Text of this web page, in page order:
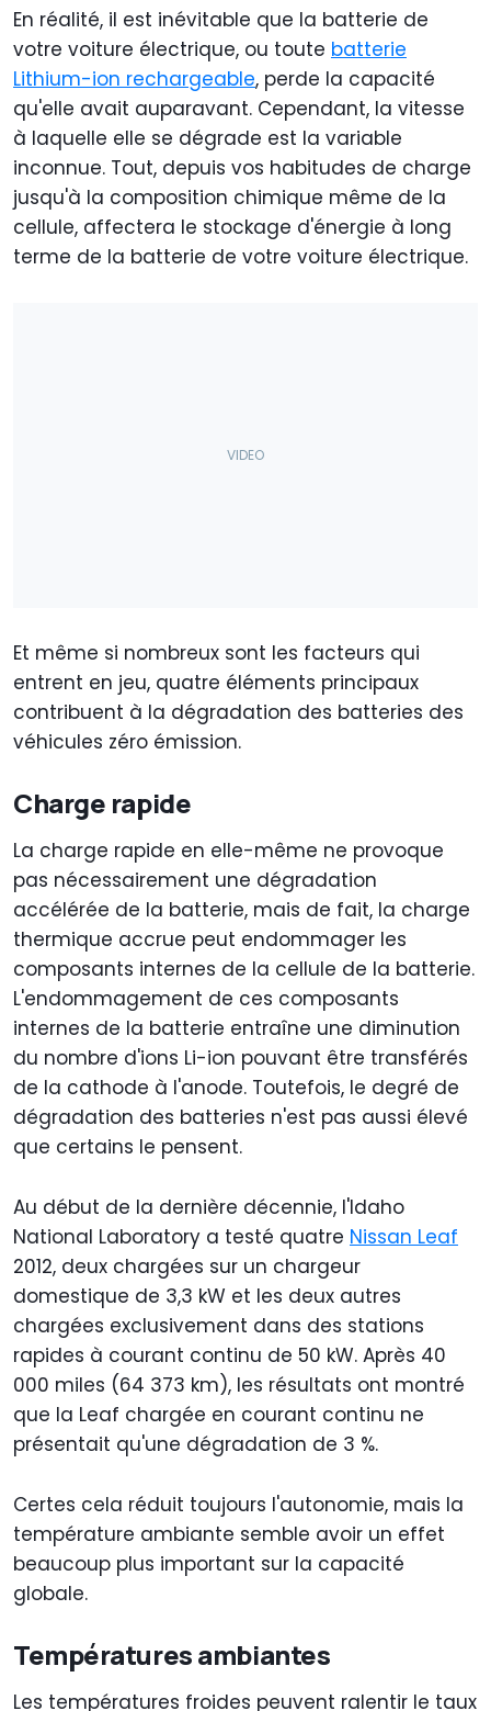
En réalité, il est inévitable que la batterie de
votre voiture électrique, ou toute batterie
Lithium-ion rechargeable, perde la capacité
qu'elle avait auparavant. Cependant, la vitesse
à laquelle elle se dégrade est la variable
inconnue. Tout, depuis vos habitudes de charge
jusqu'à la composition chimique même de la
cellule, affectera le stockage d'énergie à long
terme de la batterie de votre voiture électrique.
Et même si nombreux sont les facteurs qui
entrent en jeu, quatre éléments principaux
contribuent à la dégradation des batteries des
véhicules zéro émission.
Charge rapide
La charge rapide en elle-même ne provoque
pas nécessairement une dégradation
accélérée de la batterie, mais de fait, la charge
thermique accrue peut endommager les
composants internes de la cellule de la batterie.
L'endommagement de ces composants
internes de la batterie entraîne une diminution
du nombre d'ions Li-ion pouvant être transférés
de la cathode à l'anode. Toutefois, le degré de
dégradation des batteries n'est pas aussi élevé
que certains le pensent.
Au début de la dernière décennie, l'Idaho
National Laboratory a testé quatre Nissan Leaf
2012, deux chargées sur un chargeur
domestique de 3,3 kW et les deux autres
chargées exclusivement dans des stations
rapides à courant continu de 50 kW. Après 40
000 miles (64 373 km), les résultats ont montré
que la Leaf chargée en courant continu ne
présentait qu'une dégradation de 3 %.
Certes cela réduit toujours l'autonomie, mais la
température ambiante semble avoir un effet
beaucoup plus important sur la capacité
globale.
Températures ambiantes
Les températures froides peuvent ralentir le taux